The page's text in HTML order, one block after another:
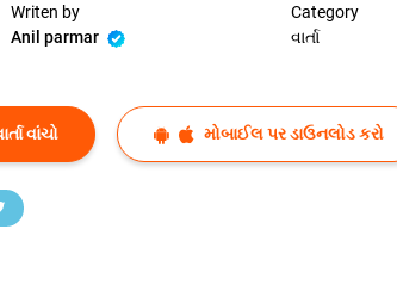
Writen by
Anil parmar
Category
વાર્તા
વાંચો મોબાઈલ પર ડાઉનલોડ કરો